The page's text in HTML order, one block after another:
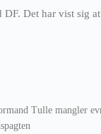
Det har vist sig
Tulle mangler